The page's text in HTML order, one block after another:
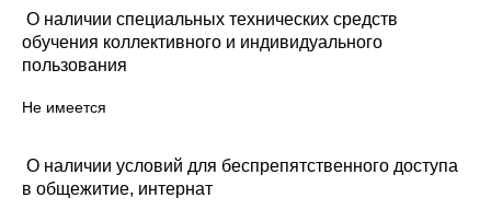
О наличии специальных технических средств
обучения коллективного и индивидуального
пользования
Не имеется
О наличии условий для беспрепятственного доступа
в общежитие, интернат